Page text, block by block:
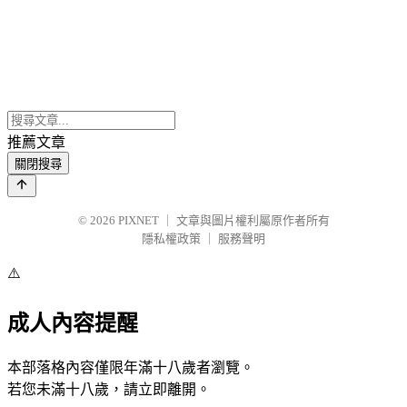
推薦文章
關閉搜尋
© 2026 PIXNET
文章與圖片權利屬原作者所有
隱私權政策
服務聲明
⚠️
成人內容提醒
本部落格內容僅限年滿十八歲者瀏覽。
若您未滿十八歲，請立即離開。